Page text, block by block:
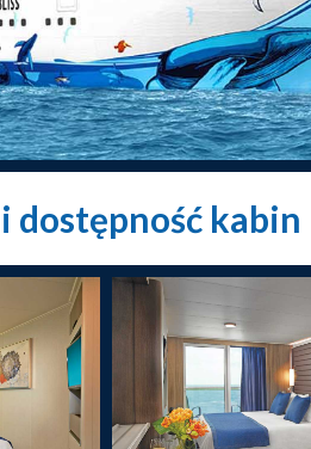
dostępność kabin